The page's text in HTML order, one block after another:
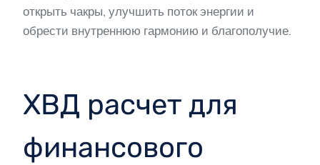
открыть чакры, улучшить поток энергии и
обрести внутреннюю гармонию и благополучие.
ХВД расчет для
финансового